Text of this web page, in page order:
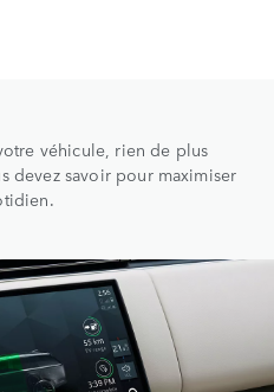
véhicule, rien de plus
devez savoir pour maximiser